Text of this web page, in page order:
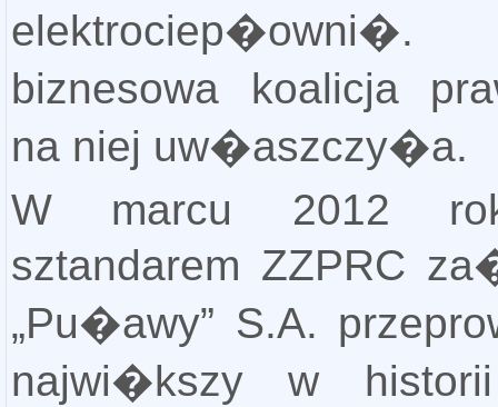
elektrociep�owni�.
biznesowa koalicja
na niej uw�aszczy�a.
W marcu 2012
sztandarem ZZPRC
„Pu�awy” S.A.
najwi�kszy w